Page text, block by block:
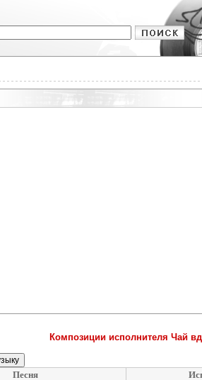
Композиции исполнителя Чай
Песня